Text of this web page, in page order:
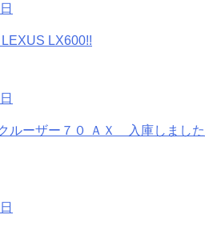
LX600!!
ルーザー７０ ＡＸ 入庫しました